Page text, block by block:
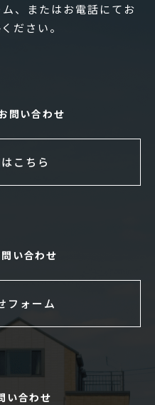
、またはお電話にてお
ださい。
問い合わせ
こちら
い合わせ
フォーム
い合わせ